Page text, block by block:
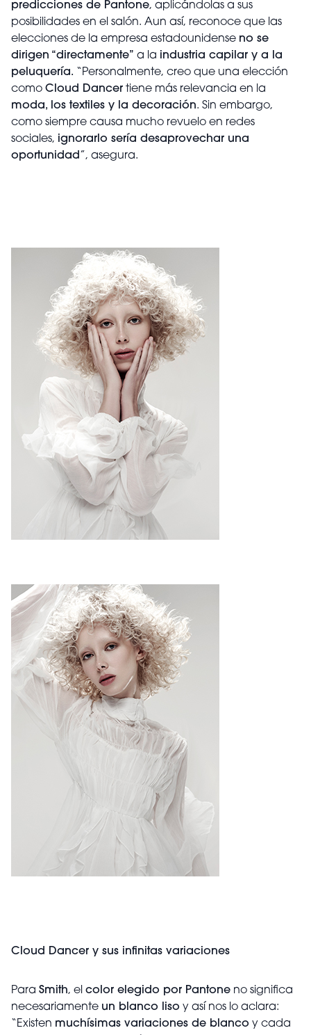
predicciones de Pantone, aplicándolas a sus
posibilidades en el salón. Aun así, reconoce que las
elecciones de la empresa estadounidense no se
dirigen “directamente” a la industria capilar y a la
peluquería. “Personalmente, creo que una elección
como Cloud Dancer tiene más relevancia en la
moda, los textiles y la decoración. Sin embargo,
como siempre causa mucho revuelo en redes
sociales, ignorarlo sería desaprovechar una
oportunidad”, asegura.
Cloud Dancer y sus infinitas variaciones
Para Smith, el color elegido por Pantone no significa
necesariamente un blanco liso y así nos lo aclara:
“Existen muchísimas variaciones de blanco y cada